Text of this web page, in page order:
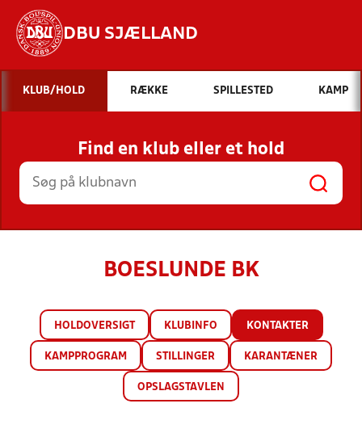
DBU SJÆLLAND
Hvad vil du søge efter?
INDHOLD OG NYHEDER
STILLINGER, RESULTATER, KLUBBER OG
HOLD
KLUB/HOLD RÆKKE SPILLESTED KAMP
Find en klub eller et hold
BOESLUNDE BK
HOLDOVERSIGT KLUBINFO KONTAKTER
KAMPPROGRAM STILLINGER KARANTÆNER
OPSLAGSTAVLEN